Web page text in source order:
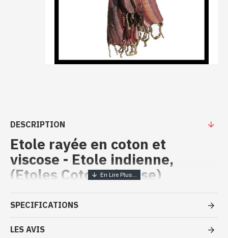
DESCRIPTION
Etole rayée en coton et
viscose - Etole indienne,
(Etoles Coton-Viscose)
Etole rayée en coton et viscose -
Etole indienne à pas cher
- Confectionnée en inde
SPECIFICATIONS
LES AVIS